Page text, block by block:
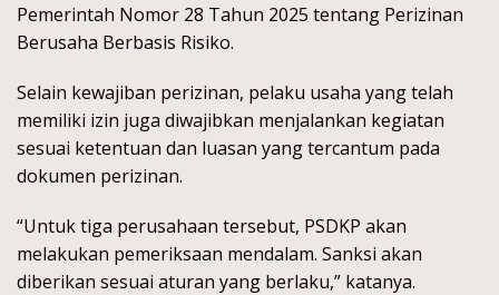
Pemerintah Nomor 28 Tahun 2025 tentang Perizinan
Berusaha Berbasis Risiko.
Selain kewajiban perizinan, pelaku usaha yang telah
memiliki izin juga diwajibkan menjalankan kegiatan
sesuai ketentuan dan luasan yang tercantum pada
dokumen perizinan.
“Untuk tiga perusahaan tersebut, PSDKP akan
melakukan pemeriksaan mendalam. Sanksi akan
diberikan sesuai aturan yang berlaku,” katanya.